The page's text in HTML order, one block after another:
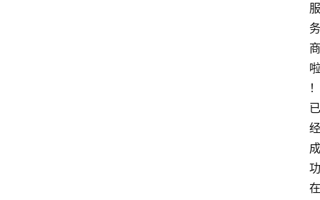
服
务
商
啦
！
已
经
成
功
在